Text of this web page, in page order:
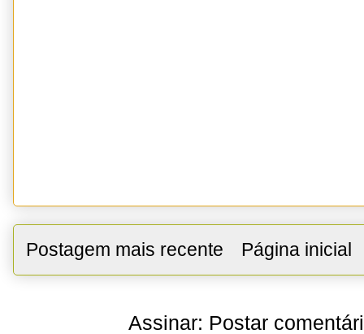
Postagem mais recente Página inicial
Assinar: Postar